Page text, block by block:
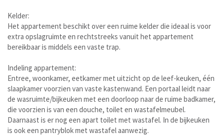
Kelder:
Het appartement beschikt over een ruime kelder die ideaal is voor
extra opslagruimte en rechtstreeks vanuit het appartement
bereikbaar is middels een vaste trap.
Indeling appartement:
Entree, woonkamer, eetkamer met uitzicht op de leef-keuken, één
slaapkamer voorzien van vaste kastenwand. Een portaal leidt naar
de wasruimte/bijkeuken met een doorloop naar de ruime badkamer,
die voorzien is van een douche, toilet en wastafelmeubel.
Daarnaast is er nog een apart toilet met wastafel. In de bijkeuken
is ook een pantryblok met wastafel aanwezig.